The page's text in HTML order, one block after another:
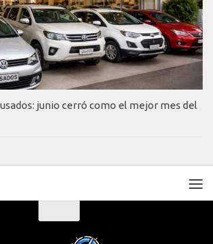
junio cerró como el mejor mes del